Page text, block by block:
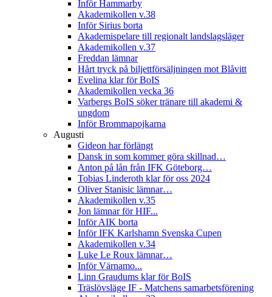
Inför Hammarby
Akademikollen v.38
Inför Sirius borta
Akademispelare till regionalt landslagsläger
Akademikollen v.37
Freddan lämnar
Hårt tryck på biljettförsäljningen mot Blåvitt
Evelina klar för BoIS
Akademikollen vecka 36
Varbergs BoIS söker tränare till akademi &
ungdom
Inför Brommapojkarna
Augusti
Gideon har förlängt
Dansk in som kommer göra skillnad…
Anton på lån från IFK Göteborg…
Tobias Linderoth klar för oss 2024
Oliver Stanisic lämnar…
Akademikollen v.35
Jon lämnar för HIF...
Inför AIK borta
Inför IFK Karlshamn Svenska Cupen
Akademikollen v.34
Luke Le Roux lämnar…
Inför Värnamo...
Linn Graudums klar för BoIS
Träslövsläge IF - Matchens samarbetsförening